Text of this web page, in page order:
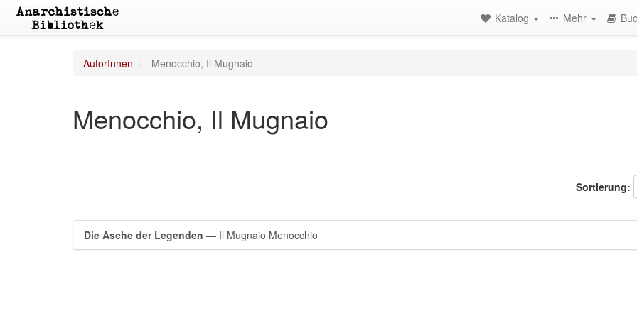
Katalog Mehr
AutorInnen Menocchio, Il Mugnaio
Menocchio, Il Mugnaio
Sortierung:
Die Asche der Legenden — Il Mugnaio Menocchio